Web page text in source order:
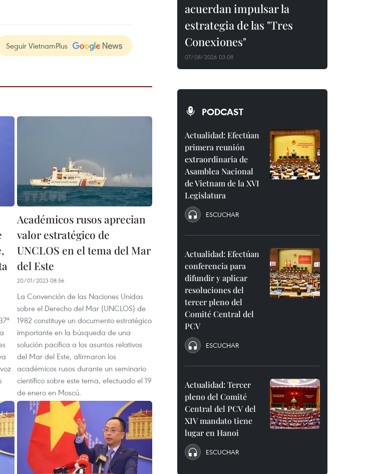
Seguir VietnamPlus
Académicos rusos aprecian
valor estratégico de
UNCLOS en el tema del Mar
del Este
20/01/2023 08:56
La Convención de las Naciones Unidas
sobre el Derecho del Mar (UNCLOS) de
1982 constituye un documento estratégico
importante en la búsqueda de una
solución pacífica a los asuntos relativos
del Mar del Este, afirmaron los
académicos rusos durante un seminario
científico sobre este tema, efectuado el 19
de enero en Moscú.
acuerdan impulsar la
estrategia de las "Tres
Conexiones"
07/08/2026 03:08
PODCAST
Actualidad: Efectúan
primera reunión
extraordinaria de
Asamblea Nacional
de Vietnam de la XVI
Legislatura
ESCUCHAR
Actualidad: Efectúan
conferencia para
difundir y aplicar
resoluciones del
tercer pleno del
Comité Central del
PCV
ESCUCHAR
Actualidad: Tercer
pleno del Comité
Central del PCV del
XIV mandato tiene
lugar en Hanoi
ESCUCHAR